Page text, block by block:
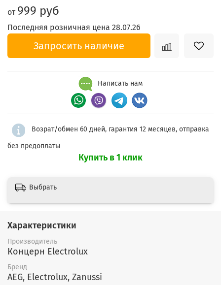
от 999 руб
Последняя розничная цена 28.07.26
Запросить наличие
Написать нам
Возрат/обмен 60 дней, гарантия 12 месяцев, отправка
без предоплаты
Купить в 1 клик
Выбрать
Характеристики
Производитель
Концерн Electrolux
Бренд
AEG, Electrolux, Zanussi